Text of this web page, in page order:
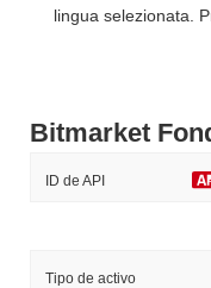
lingua selezionata.
Bitmarket
ID de API
Tipo de activo